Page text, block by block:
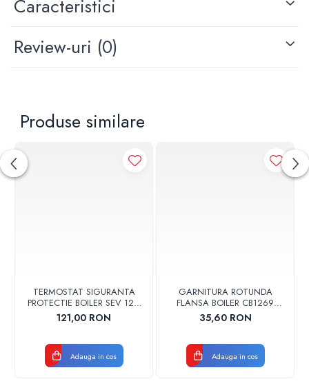
nuanta, in functie de setarile monitorului sau telefonului
asemenea, toate fotografiile prezentate pot sa nu
reflecte infatisarea actuala a produselor.
doar de catre o firma autorizata ISCIR. Efectuarea
interventiilor de catre persoane sau firme neautorizate
De asemenea, va informam ca nerespectarea regulilor
de montaj conform specificatiilor producatorului duce
obligatoriu la pierderea garantiei. Pentru a beneficia de
Caracteristici
Review-uri (0)
Produse similare
TERMOSTAT SIGURANTA
PROTECTIE BOILER SEV 125-
150 ISEA 46301060
ORIGINAL FERROLI
121,00 RON
Adauga in cos
GARNITURA ROTUNDA
FLANSA BOILER CB1269
102356 ORIGINAL TESY
35,60 RON
Adauga in cos